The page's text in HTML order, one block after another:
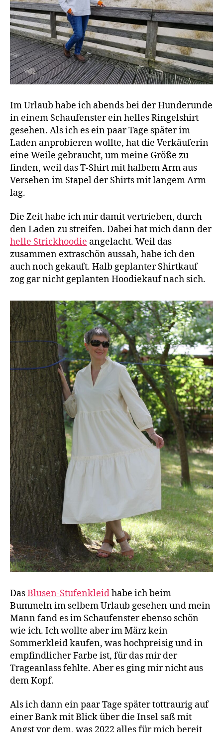
Im Urlaub habe ich abends bei der Hunderunde
in einem Schaufenster ein helles Ringelshirt
gesehen. Als ich es ein paar Tage später im
Laden anprobieren wollte, hat die Verkäuferin
eine Weile gebraucht, um meine Größe zu
finden, weil das T-Shirt mit halbem Arm aus
Versehen im Stapel der Shirts mit langem Arm
lag.
Die Zeit habe ich mir damit vertrieben, durch
den Laden zu streifen. Dabei hat mich dann der
helle Strickhoodie angelacht. Weil das
zusammen extraschön aussah, habe ich den
auch noch gekauft. Halb geplanter Shirtkauf
zog gar nicht geplanten Hoodiekauf nach sich.
DasBlusen-Stufenkleidhabe ich beim
Bummeln im selbem Urlaub gesehen und mein
Mann fand es im Schaufenster ebenso schön
wie ich. Ich wollte aber im März kein
Sommerkleid kaufen, was hochpreisig und in
empfindlicher Farbe ist, für das mir der
Trageanlass fehlte. Aber es ging mir nicht aus
dem Kopf.
Als ich dann ein paar Tage später tottraurig auf
einer Bank mit Blick über die Insel saß mit
Angst vor dem, was 2022 alles für mich bereit